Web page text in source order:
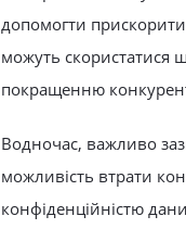
допомогти прискорити
можуть скористатися
покращенню
Водночас, важливо
можливість втрати
конфіденційністю